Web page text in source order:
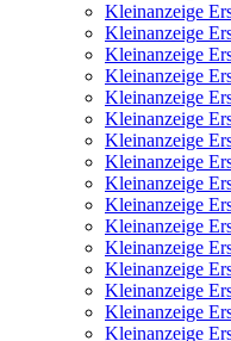
Kleinanzeige
Kleinanzeige
Kleinanzeige
Kleinanzeige
Kleinanzeige
Kleinanzeige
Kleinanzeige
Kleinanzeige
Kleinanzeige
Kleinanzeige
Kleinanzeige
Kleinanzeige
Kleinanzeige
Kleinanzeige
Kleinanzeige
Kleinanzeige